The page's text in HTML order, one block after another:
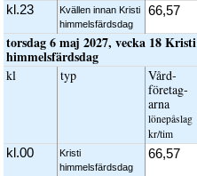
kl.23
Kvällen innan Kristi
himmelsfärdsdag
66,57
torsdag 6 maj 2027, vecka 18 Kristi
himmelsfärdsdag
kl
typ
Vård­
företag­
arna
löne­påslag
kr/tim
kl.00
Kristi
himmelsfärdsdag
66,57